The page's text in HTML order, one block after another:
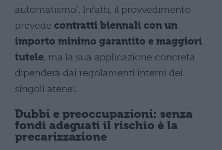
automatismo”. Infatti, il provvedimento
prevede contratti biennali con un
importo minimo garantito e maggiori
tutele, ma la sua applicazione concreta
dipenderà dai regolamenti interni dei
singoli atenei.
Dubbi e preoccupazioni: senza
fondi adeguati il rischio è la
precarizzazione